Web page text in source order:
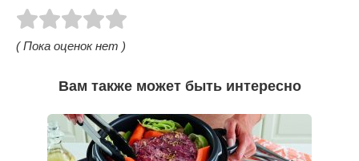
( Пока оценок нет )
Вам также может быть интересно